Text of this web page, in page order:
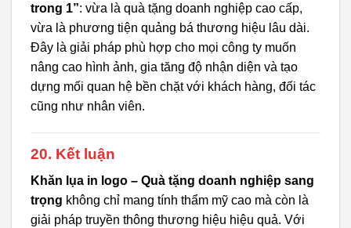
trong 1”: vừa là quà tặng doanh nghiệp cao cấp,
vừa là phương tiện quảng bá thương hiệu lâu dài.
Đây là giải pháp phù hợp cho mọi công ty muốn
nâng cao hình ảnh, gia tăng độ nhận diện và tạo
dựng mối quan hệ bền chặt với khách hàng, đối tác
cũng như nhân viên.
20. Kết luận
Khăn lụa in logo – Quà tặng doanh nghiệp sang
trọng không chỉ mang tính thẩm mỹ cao mà còn là
giải pháp truyền thông thương hiệu hiệu quả. Với